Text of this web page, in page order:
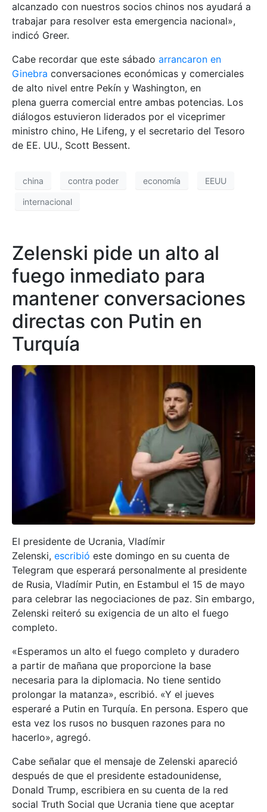
alcanzado con nuestros socios chinos nos ayudará a
trabajar para resolver esta emergencia nacional»,
indicó Greer.
Cabe recordar que este sábado arrancaron en
Ginebra conversaciones económicas y comerciales
de alto nivel entre Pekín y Washington, en
plena guerra comercial entre ambas potencias. Los
diálogos estuvieron liderados por el viceprimer
ministro chino, He Lifeng, y el secretario del Tesoro
de EE. UU., Scott Bessent.
china contra poder economía EEUU
internacional
Zelenski pide un alto al
fuego inmediato para
mantener conversaciones
directas con Putin en
Turquía
El presidente de Ucrania, Vladímir
Zelenski, escribió este domingo en su cuenta de
Telegram que esperará personalmente al presidente
de Rusia, Vladímir Putin, en Estambul el 15 de mayo
para celebrar las negociaciones de paz. Sin embargo,
Zelenski reiteró su exigencia de un alto el fuego
completo.
«Esperamos un alto el fuego completo y duradero
a partir de mañana que proporcione la base
necesaria para la diplomacia. No tiene sentido
prolongar la matanza», escribió. «Y el jueves
esperaré a Putin en Turquía. En persona. Espero que
esta vez los rusos no busquen razones para no
hacerlo», agregó.
Cabe señalar que el mensaje de Zelenski apareció
después de que el presidente estadounidense,
Donald Trump, escribiera en su cuenta de la red
social Truth Social que Ucrania tiene que aceptar